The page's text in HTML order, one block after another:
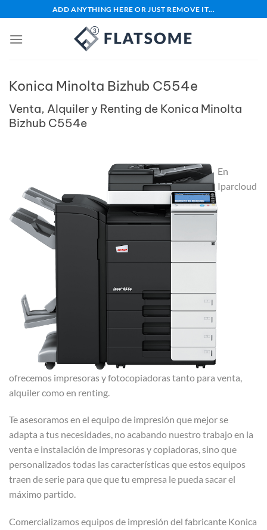
al
contenido
ADD ANYTHING HERE OR JUST REMOVE IT...
Konica Minolta Bizhub C554e
Venta, Alquiler y Renting de Konica Minolta
Bizhub C554e
En
Iparcloud
ofrecemos impresoras y fotocopiadoras tanto para venta,
alquiler como en renting.
Te asesoramos en el equipo de impresión que mejor se
adapta a tus necesidades, no acabando nuestro trabajo en la
venta e instalación de impresoras y copiadoras, sino que
personalizados todas las características que estos equipos
traen de serie para que que tu empresa le pueda sacar el
máximo partido.
Comercializamos equipos de impresión del fabricante Konica